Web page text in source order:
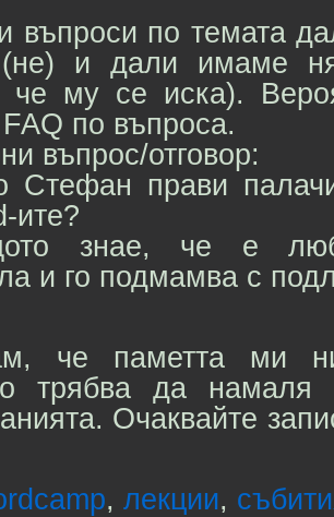
въпроси по темата
(не) и дали имаме
че му се иска).
по въпроса.
въпрос/отговор:
Стефан прави
ите?
знае, че е
и го подмамва с
че паметта ми
трябва да намаля
Очаквайте
, лекции,